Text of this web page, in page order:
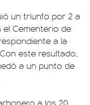
un triunfo por 2 a
el Cementerio de
a la
este resultado,
a un punto de